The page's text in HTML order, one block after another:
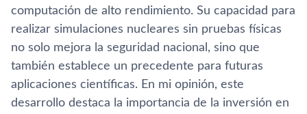
computación de alto rendimiento. Su capacidad para
realizar simulaciones nucleares sin pruebas físicas
no solo mejora la seguridad nacional, sino que
también establece un precedente para futuras
aplicaciones científicas. En mi opinión, este
desarrollo destaca la importancia de la inversión en